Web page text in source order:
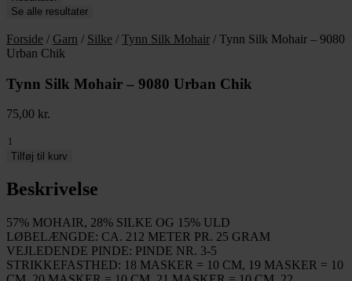
Se alle resultater
Forside / Garn / Silke / Tynn Silk Mohair / Tynn Silk Mohair – 9080
Urban Chik
Tynn Silk Mohair – 9080 Urban Chik
75,00 kr.
Tynn
Silk
-
9080
Chik
antal
Tilføj til kurv
Beskrivelse
57% MOHAIR, 28% SILKE OG 15% ULD
LØBELÆNGDE: CA. 212 METER PR. 25 GRAM
VEJLEDENDE PINDE: PINDE NR. 3-5
STRIKKEFASTHED: 18 MASKER = 10 CM, 19 MASKER = 10